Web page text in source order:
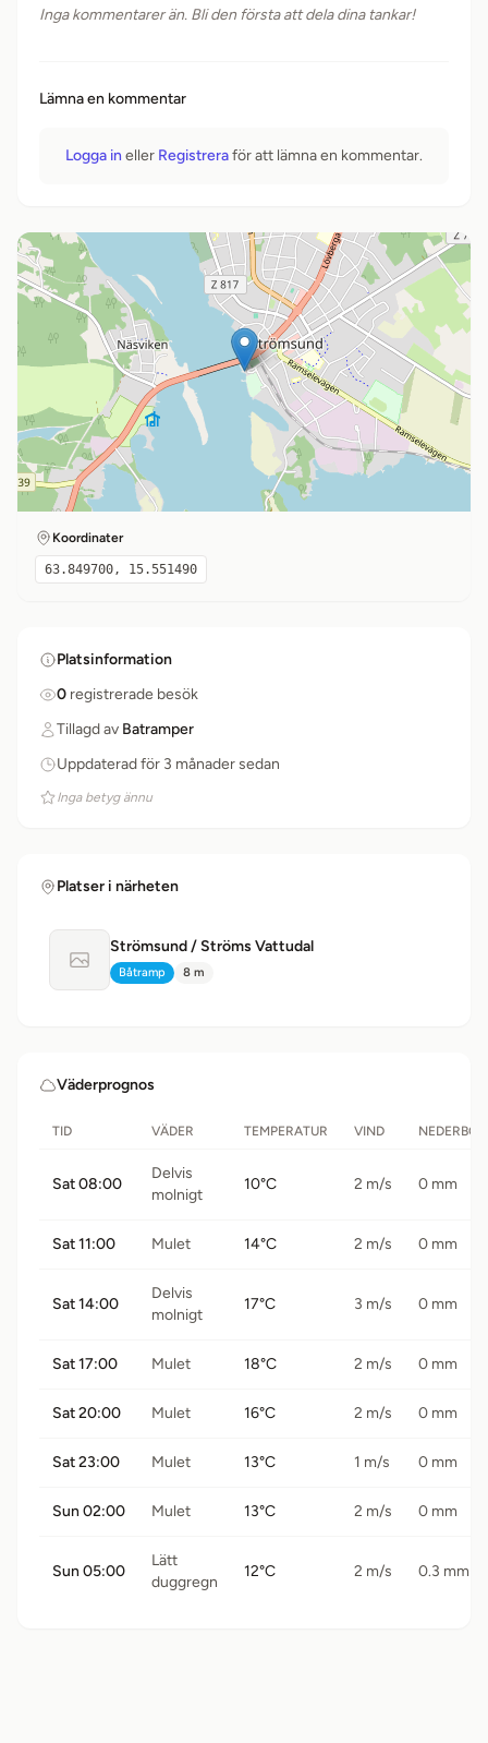
Inga kommentarer än. Bli den första att dela dina tankar!
Lämna en kommentar
Logga in eller Registreraför att lämna en kommentar.
Koordinater
63.849700, 15.551490
Platsinformation
0 registrerade besök
Tillagd av Batramper
Uppdaterad för 3 månader sedan
Inga betyg ännu
Platser i närheten
Ingen bild tillgänglig
Strömsund / Ströms Vattudal
Typ:
Båtramp Avstånd:
8 m
Väderprognos
TID VÄDER TEMPERATUR VIND
Sat 08:00
Delvis
molnigt
10°C 2 m/s 0 mm
Sat 11:00 Mulet 14°C 2 m/s 0 mm
Sat 14:00
Delvis
molnigt
17°C 3 m/s 0 mm
Sat 17:00 Mulet 18°C 2 m/s 0 mm
Sat 20:00 Mulet 16°C 2 m/s 0 mm
Sat 23:00 Mulet 13°C 1 m/s 0 mm
Sun 02:00 Mulet 13°C 2 m/s 0 mm
Sun 05:00
Lätt
duggregn
12°C 2 m/s 0.3 mm